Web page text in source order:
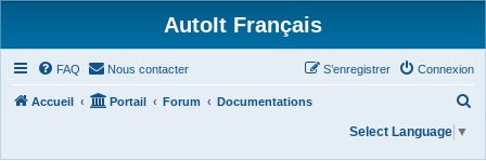
AutoIt Français
FAQ Nous contacter Connexion
S’enregistrer
Accueil Portail Forum Documentations
Select Language ▼